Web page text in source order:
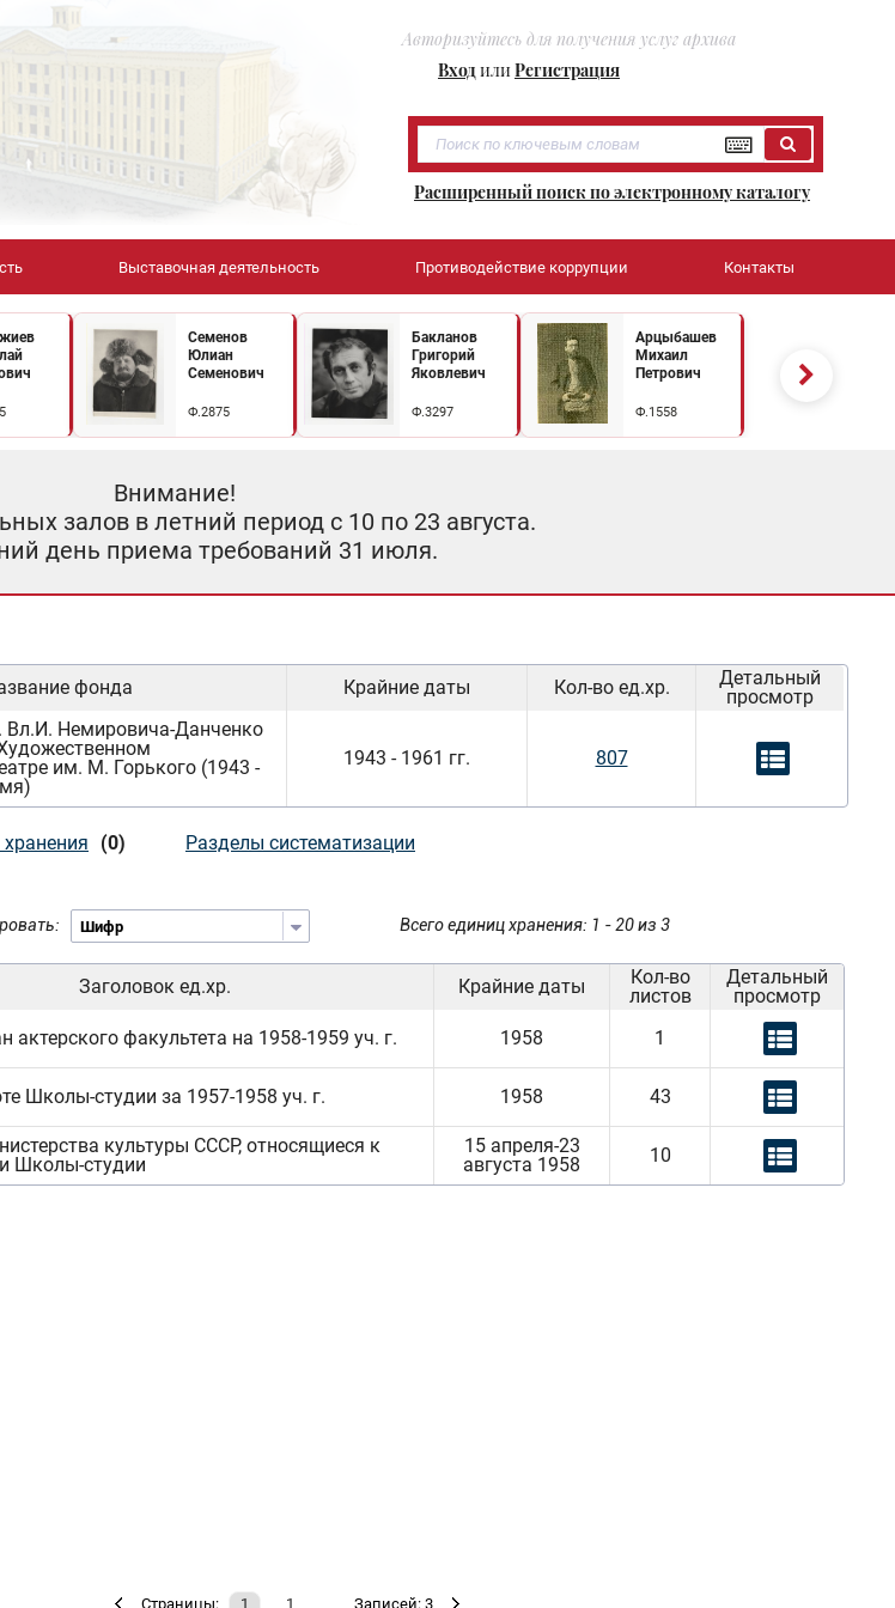
Авторизуйтесь для получения услуг архива
ВходилиРегистрация
Расширенный поиск по электронному каталогу
Выставочная деятельность Противодействие коррупции Контакты
Семенов
Юлиан
Семенович
Ф.2875
Бакланов
Григорий
Яковлевич
Ф.3297
Арцыбашев
Михаил
Петрович
Ф.1558
Внимание!
залов в летний период с 10 по 23 августа.
день приема требований 31 июля.
фонда Крайние даты Кол-во ед.хр.
Детальный
просмотр
Вл.И. Немировича-Данченко
им. М. Горького (1943 -
1943 - 1961 гг. 807
(0)
Разделы систематизации
Всего единиц хранения: 1 - 20 из 3
Заголовок ед.хр. Крайние даты
Кол-во
листов
Детальный
просмотр
актерского факультета на 1958-1959 уч. г. 1958 1
Школы-студии за 1957-1958 уч. г. 1958 43
культуры СССР, относящиеся к
Школы-студии
15 апреля-23
августа 1958
10
Страницы: 1 1 Записей: 3